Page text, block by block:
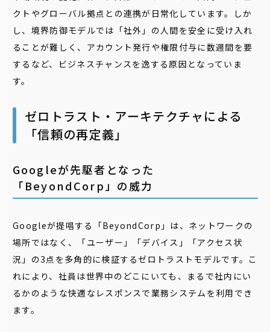
クトやグローバル拠点との連携が日常化しています。しか
し、境界防御モデルでは「社外」の人間を安全に受け入れ
ることが難しく、アカウント発行や権限付与に数週間を要
するなど、ビジネスチャンスを逸する原因となっていま
す。
ゼロトラスト・アーキテクチャによる
「信頼の再定義」
Googleが先駆者となった
「BeyondCorp」の威力
Googleが提唱する「BeyondCorp」は、ネットワークの
場所ではなく、「ユーザー」「デバイス」「アクセス状
況」の3点を多角的に検証するゼロトラストモデルです。こ
れにより、社員は世界中のどこにいても、まるで社内にい
るかのような快適なレスポンスで業務システムを利用でき
ます。